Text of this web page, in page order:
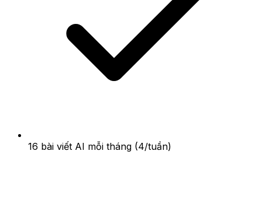
16 bài viết AI mỗi tháng (4/tuần)